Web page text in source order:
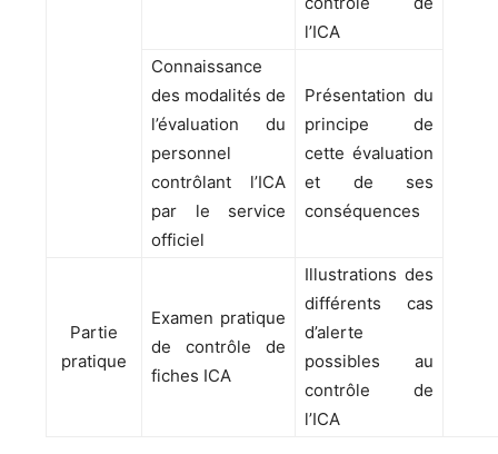
l’ICA
Connaissance
des modalités de
l’évaluation du
personnel
contrôlant l’ICA
par le service
officiel
Présentation du
principe de
cette évaluation
et de ses
conséquences
Partie
pratique
Examen pratique
de contrôle de
fiches ICA
Illustrations des
différents cas
d’alerte
possibles au
contrôle de
l’ICA